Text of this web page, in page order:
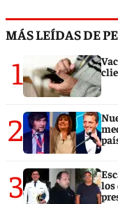
MÁS LEÍDAS DE
1
2
3
los